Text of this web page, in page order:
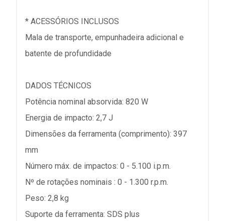
* ACESSÓRIOS INCLUSOS
Mala de transporte, empunhadeira adicional e
batente de profundidade
DADOS TÉCNICOS
Potência nominal absorvida: 820 W
Energia de impacto: 2,7 J
Dimensões da ferramenta (comprimento): 397
mm
Número máx. de impactos: 0 - 5.100 i.p.m.
Nº de rotações nominais : 0 - 1.300 r.p.m.
Peso: 2,8 kg
Suporte da ferramenta: SDS plus